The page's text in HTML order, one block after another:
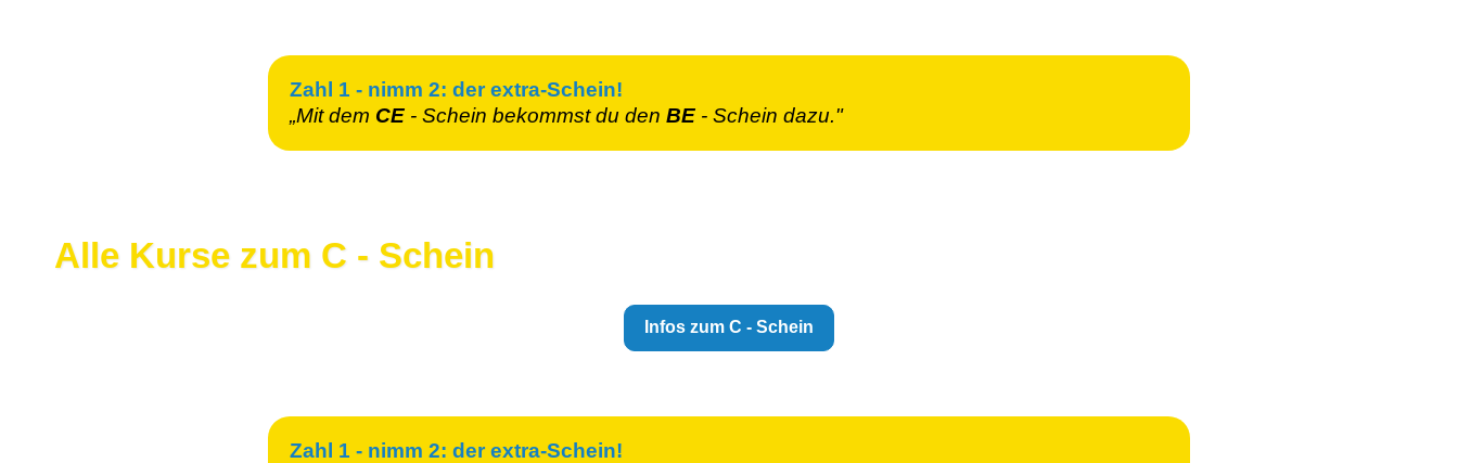
Zahl 1 - nimm 2: der extra-Schein!
„Mit dem CE - Schein bekommst du denBE - Schein dazu."
Alle Kurse zum C - Schein
Infos zum C - Schein
Zahl 1 - nimm 2: der extra-Schein!